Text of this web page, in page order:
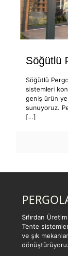
Söğütlü
Söğütlü
sistemleri
geniş ürün
sunuyoruz.
[…]
Sıfırdan
Tente sistemleri
ve şık